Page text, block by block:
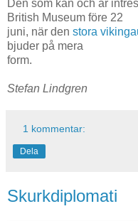
Den som kan och är
British Museum före 22
juni, när den stora
bjuder på mera
form.
Stefan Lindgren
1 kommentar:
Dela
Skurkdiplomati